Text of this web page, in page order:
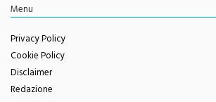
Menu
Privacy Policy
Cookie Policy
Disclaimer
Redazione